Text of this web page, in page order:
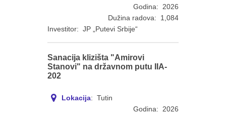
Godina: 2026
Dužina radova: 1,084
Investitor: JP „Putevi Srbije“
Sanacija klizišta "Amirovi
Stanovi" na državnom putu IIA-
202
Lokacija: Tutin
Godina: 2026